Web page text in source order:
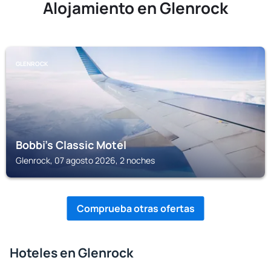
Alojamiento en Glenrock
GLENROCK
Bobbi's Classic Motel
Glenrock, 07 agosto 2026, 2 noches
Comprueba otras ofertas
Hoteles en Glenrock